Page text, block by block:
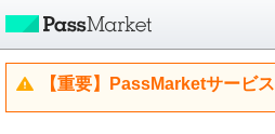
【重要】PassMarketサービ